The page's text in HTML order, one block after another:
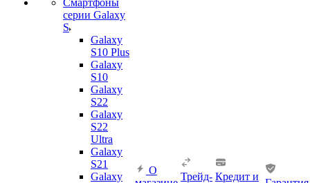
Смартфоны
серии Galaxy
S
Galaxy
S10 Plus
Galaxy
S10
Galaxy
S22
Galaxy
S22
Ultra
Galaxy
S21
Galaxy
О
Трейд- Кредит и